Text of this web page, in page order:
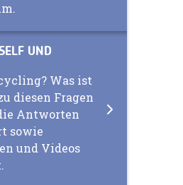
UND
Was ist
diesen Fragen
Antworten
sowie
und Videos